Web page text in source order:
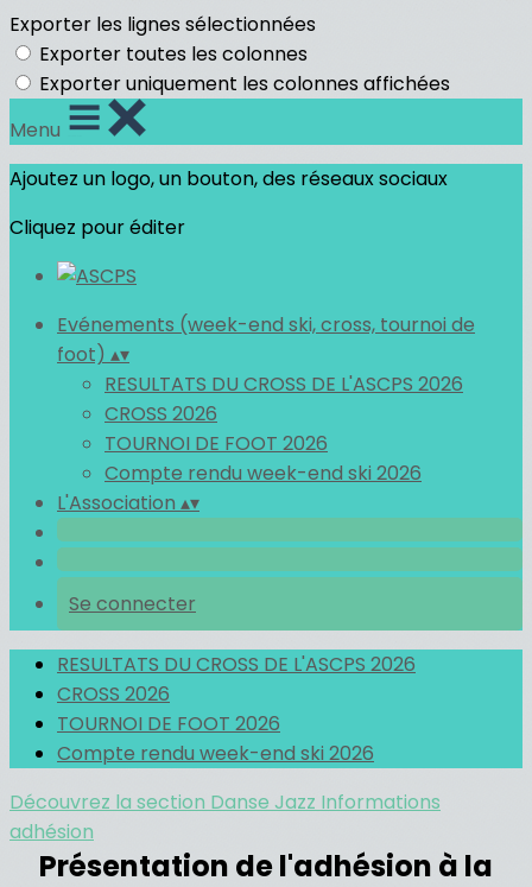
Exporter les lignes sélectionnées
Exporter toutes les colonnes
Exporter uniquement les colonnes affichées
Menu
Ajoutez un logo, un bouton, des réseaux sociaux
Cliquez pour éditer
Evénements (week-end ski, cross, tournoi de
foot) ▴▾
RESULTATS DU CROSS DE L'ASCPS 2026
CROSS 2026
TOURNOI DE FOOT 2026
Compte rendu week-end ski 2026
L'Association ▴▾
Se connecter
RESULTATS DU CROSS DE L'ASCPS 2026
CROSS 2026
TOURNOI DE FOOT 2026
Compte rendu week-end ski 2026
Découvrez la section Danse Jazz Informations
adhésion
Présentation de l'adhésion à la